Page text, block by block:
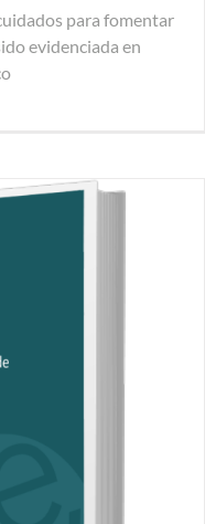
para fomentar
evidenciada en